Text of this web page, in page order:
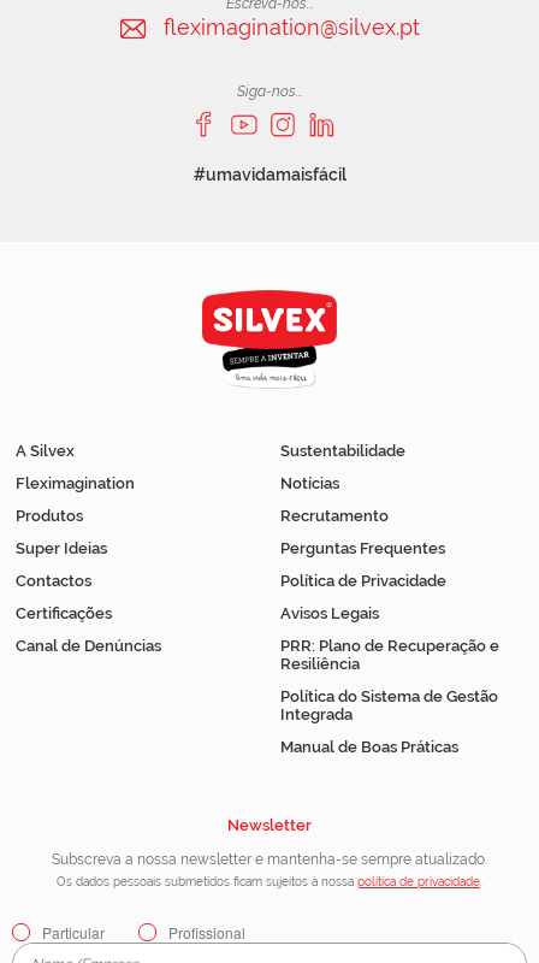
Escreva-nos...
fleximagination@silvex.pt
Siga-nos...
#umavidamaisfácil
A Silvex
Fleximagination
Produtos
Super Ideias
Contactos
Certificações
Canal de Denúncias
Sustentabilidade
Notícias
Recrutamento
Perguntas Frequentes
Política de Privacidade
Avisos Legais
PRR: Plano de Recuperação e
Resiliência
Política do Sistema de Gestão
Integrada
Manual de Boas Práticas
Newsletter
Subscreva a nossa newsletter e mantenha-se sempre atualizado.
Os dados pessoais submetidos ficam sujeitos à nossa política de privacidade
Particular Profissional